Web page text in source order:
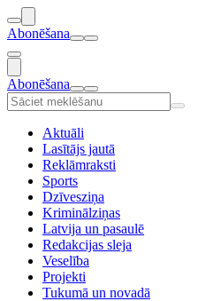
Abonēšana
Abonēšana
Aktuāli
Lasītājs jautā
Reklāmraksti
Sports
Dzīvesziņa
Kriminālziņas
Latvija un pasaulē
Redakcijas sleja
Veselība
Projekti
Tukumā un novadā